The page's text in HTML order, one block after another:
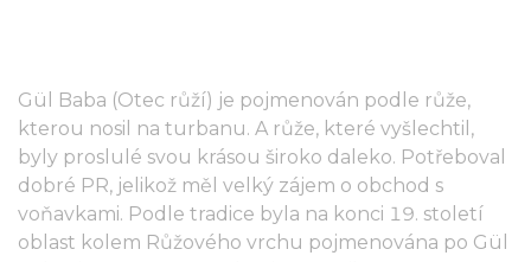
Gül Baba (Otec růží) je pojmenován podle růže,
kterou nosil na turbanu. A růže, které vyšlechtil,
byly proslulé svou krásou široko daleko. Potřeboval
dobré PR, jelikož měl velký zájem o obchod s
voňavkami. Podle tradice byla na konci 19. století
oblast kolem Růžového vrchu pojmenována po Gül